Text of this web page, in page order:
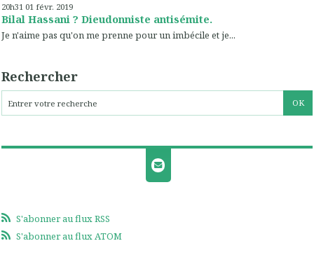
20h31 01 févr. 2019
Bilal Hassani ? Dieudonniste antisémite.
Je n'aime pas qu'on me prenne pour un imbécile et je...
Rechercher
S'abonner au flux RSS
S'abonner au flux ATOM